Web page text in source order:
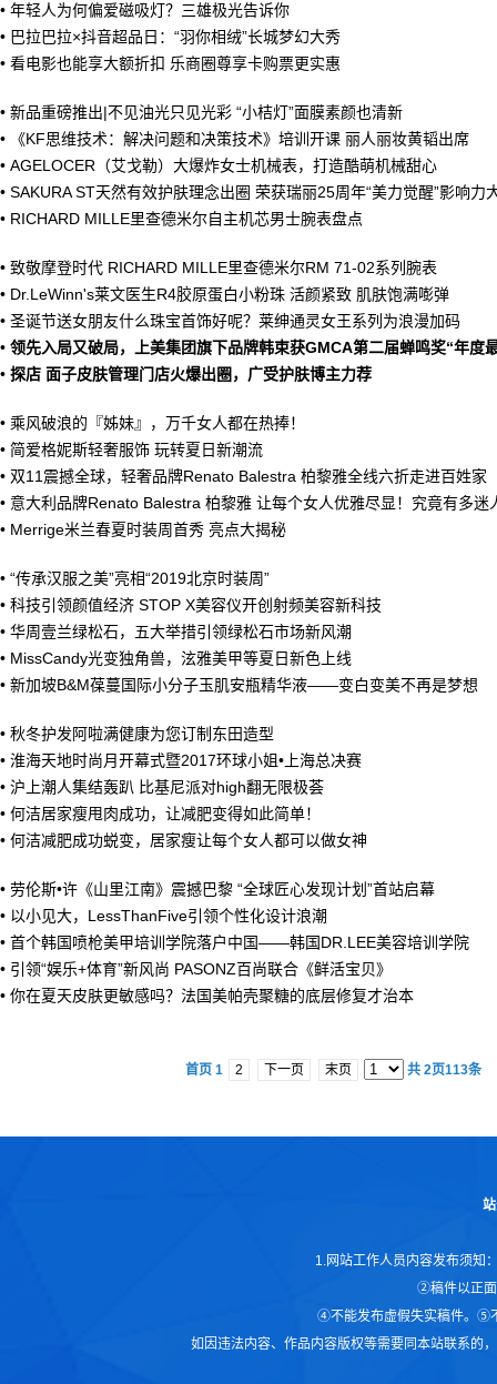
• 年轻人为何偏爱磁吸灯？三雄极光告诉你
• 巴拉巴拉×抖音超品日：“羽你相绒”长城梦幻大秀
• 看电影也能享大额折扣 乐商圈尊享卡购票更实惠
• 新品重磅推出|不见油光只见光彩 “小桔灯”面膜素颜也清新
•
《KF思维技术：解决问题和决策技术》培训开课 丽人丽妆黄韬出席
• AGELOCER（艾戈勒）大爆炸女士机械表，打造酷萌机械甜心
• SAKURA ST天然有效护肤理念出圈 荣获瑞丽25周年“美力觉醒”影响力
• RICHARD MILLE里查德米尔自主机芯男士腕表盘点
• 致敬摩登时代 RICHARD MILLE里查德米尔RM 71-02系列腕表
• Dr.LeWinn's莱文医生R4胶原蛋白小粉珠 活颜紧致 肌肤饱满嘭弹
• 圣诞节送女朋友什么珠宝首饰好呢？莱绅通灵女王系列为浪漫加码
• 领先入局又破局，上美集团旗下品牌韩束获GMCA第二届蝉鸣奖“年度
• 探店 面子皮肤管理门店火爆出圈，广受护肤博主力荐
• 乘风破浪的『姊妹』，万千女人都在热捧！
• 简爱格妮斯轻奢服饰 玩转夏日新潮流
• 双11震撼全球，轻奢品牌Renato Balestra 柏黎雅全线六折走进百姓家
• 意大利品牌Renato Balestra 柏黎雅 让每个女人优雅尽显！究竟有多迷
• Merrige米兰春夏时装周首秀 亮点大揭秘
• “传承汉服之美”亮相“2019北京时装周”
• 科技引领颜值经济 STOP X美容仪开创射频美容新科技
• 华周壹兰绿松石，五大举措引领绿松石市场新风潮
• MissCandy光变独角兽，泫雅美甲等夏日新色上线
• 新加坡B&M葆蔓国际小分子玉肌安瓶精华液——变白变美不再是梦想
• 秋冬护发阿啦满健康为您订制东田造型
• 淮海天地时尚月开幕式暨2017环球小姐•上海总决赛
• 沪上潮人集结轰趴 比基尼派对high翻无限极荟
• 何洁居家瘦甩肉成功，让减肥变得如此简单！
• 何洁减肥成功蜕变，居家瘦让每个女人都可以做女神
• 劳伦斯•许《山里江南》震撼巴黎 “全球匠心发现计划”首站启幕
• 以小见大，LessThanFive引领个性化设计浪潮
• 首个韩国喷枪美甲培训学院落户中国——韩国DR.LEE美容培训学院
• 引领“娱乐+体育”新风尚 PASONZ百尚联合《鲜活宝贝》
• 你在夏天皮肤更敏感吗？法国美帕壳聚糖的底层修复才治本
首页 1 2 下一页 末页 共 2页113条
1.网站工作人员内容发布须知
②稿件以正
④不能发布虚假失实稿件。⑤
如因违法内容、作品内容版权等需要同本站联系的